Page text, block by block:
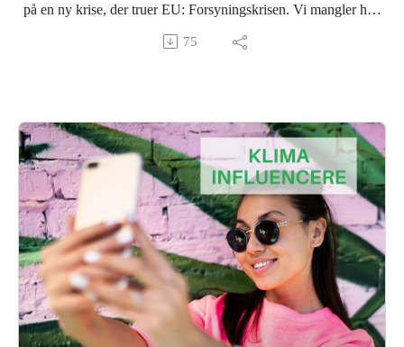
https://greendealdk.podbean.eu
https://linktr.ee/greendealdanmark
på en ny krise, der truer EU: Forsyningskrisen. Vi mangler helt
centrale råstoffer til den grønne omstilling, så er svaret, at EU
skal skrue op for minedriften, og hvilke dilemmaer rejser det?
--
The Green Deal Podcast er produceret af podPeople i
samarbejde med Aloud Media for Euranet Plus.
Hermine Donceel er redaktør.
Tilrettelægger: Nicolai Zwinge.
Vært: Tue Sørensen.
Medvirkende: Per Kalvig - Forsker på Videncenter for
Mineralske Råstoffer og Materialer, som hører under den
75